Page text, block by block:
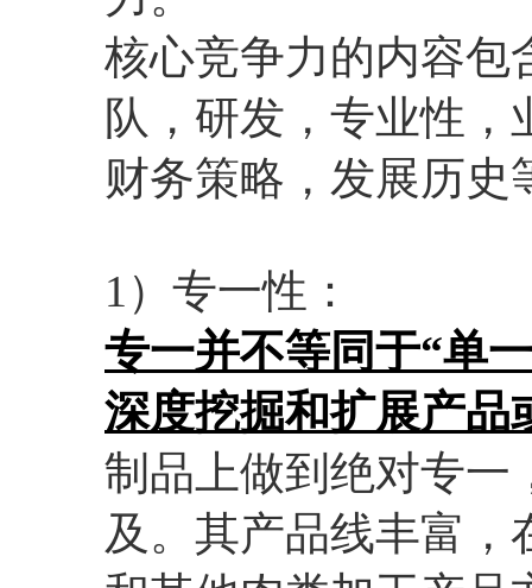
核心竞争力的内容包
队，研发，专业性
财务策略，发展历史
1）专一性：
专一并不等同于“单
深度挖掘和扩展产品
制品上做到绝对专一
及。其产品线丰富，